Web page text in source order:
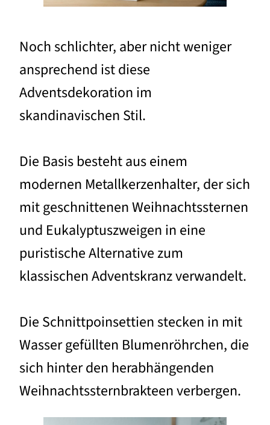
Noch schlichter, aber nicht weniger
ansprechend ist diese
Adventsdekoration im
skandinavischen Stil.
Die Basis besteht aus einem
modernen Metallkerzenhalter, der sich
mit geschnittenen Weihnachtssternen
und Eukalyptuszweigen in eine
puristische Alternative zum
klassischen Adventskranz verwandelt.
Die Schnittpoinsettien stecken in mit
Wasser gefüllten Blumenröhrchen, die
sich hinter den herabhängenden
Weihnachtssternbrakteen verbergen.